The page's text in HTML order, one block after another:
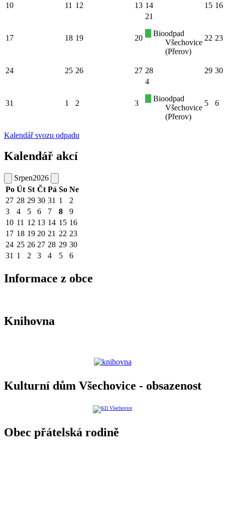
10 11 12 13 14 15 16
17 18 19 20
21
Bioodpad
Všechovice
(Přerov)
22 23
24 25 26 27 28 29 30
31 1 2 3
4
Bioodpad
Všechovice
(Přerov)
5 6
Kalendář svozu odpadu
Kalendář akcí
Srpen2026
Po Út St Čt Pá So Ne
27 28 29 30 31 1
2
3
4 5 6 7 8
9
10 11 12 13 14 15 16
17 18 19 20 21 22 23
24 25 26 27 28 29 30
31 1 2 3 4 5 6
Informace z obce
Knihovna
Kulturní dům Všechovice - obsazenost
Obec přátelská rodině